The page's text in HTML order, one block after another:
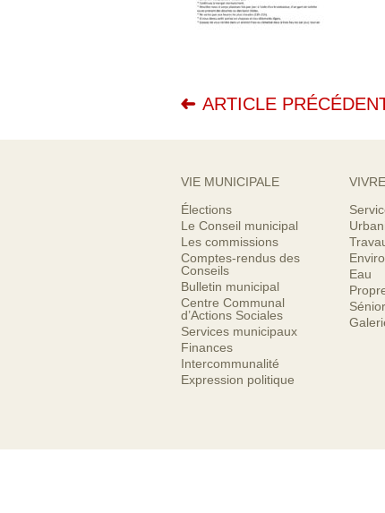
ARTICLE
VIE MUNICIPALE
Élections
Le Conseil municipal
Les commissions
Comptes-rendus des
Conseils
Bulletin municipal
Centre Communal
d’Actions Sociales
Services municipaux
Finances
Intercommunalité
Expression politique
Eau